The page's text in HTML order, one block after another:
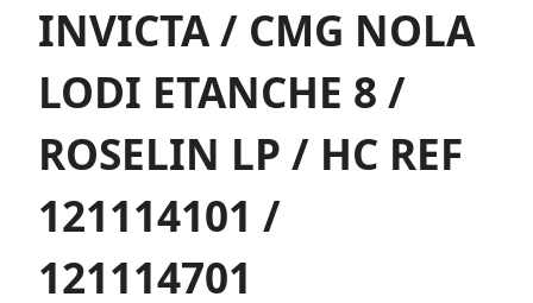
INVICTA / CMG NOLA
LODI ETANCHE 8 /
ROSELIN LP / HC REF
121114101 /
121114701